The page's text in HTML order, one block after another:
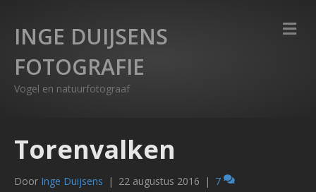
INGE DUIJSENS
FOTOGRAFIE
Vogel en natuurfotograaf
Torenvalken
Door Inge Duijsens | 22 augustus 2016 | 7